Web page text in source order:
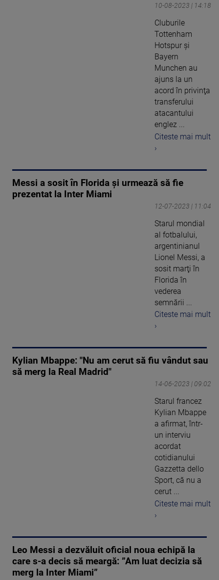
10-08-2023 | 14:18
Cluburile
Tottenham
Hotspur şi
Bayern
Munchen au
ajuns la un
acord în privinţa
transferului
atacantului
englez ...
Citeste mai mult
›
Messi a sosit în Florida şi urmează să fie
prezentat la Inter Miami
12-07-2023 | 11:04
Starul mondial
al fotbalului,
argentinianul
Lionel Messi, a
sosit marţi în
Florida în
vederea
semnării ...
Citeste mai mult
›
Kylian Mbappe: "Nu am cerut să fiu vândut sau
să merg la Real Madrid"
14-06-2023 | 09:02
Starul francez
Kylian Mbappe
a afirmat, într-
un interviu
acordat
cotidianului
Gazzetta dello
Sport, că nu a
cerut ...
Citeste mai mult
›
Leo Messi a dezvăluit oficial noua echipă la
care s-a decis să meargă: ”Am luat decizia să
merg la Inter Miami”